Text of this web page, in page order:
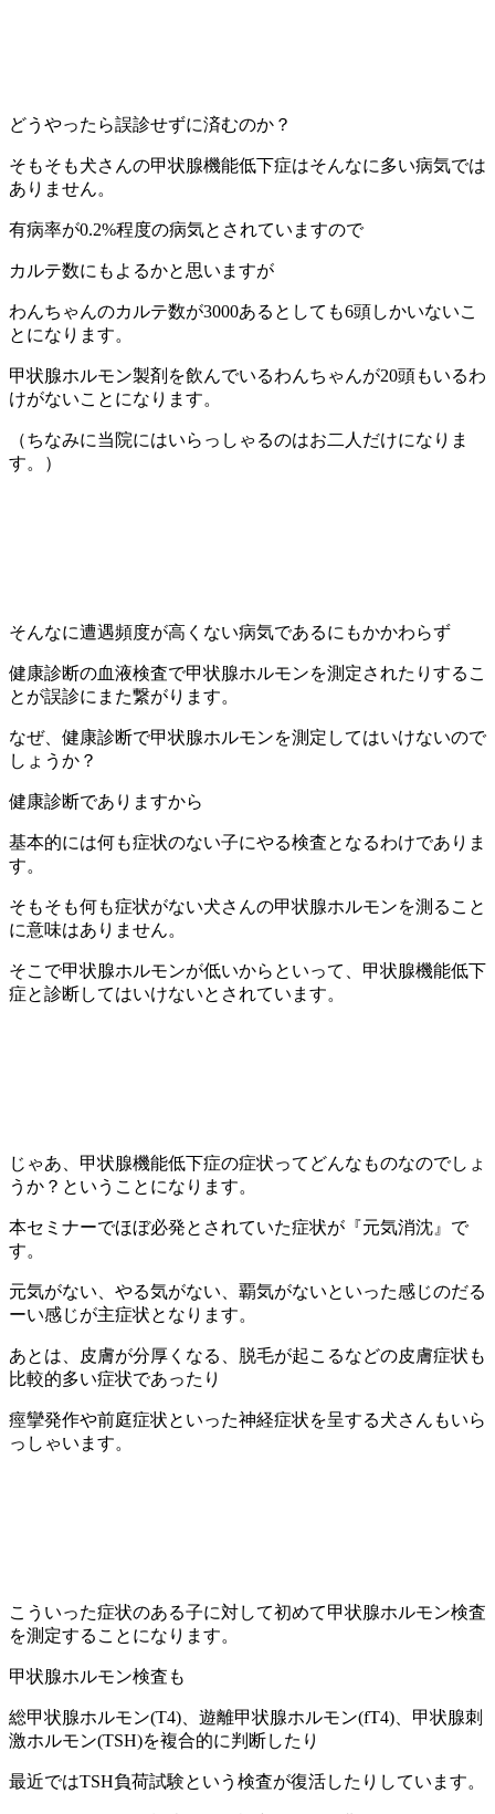
どうやったら誤診せずに済むのか？
そもそも犬さんの甲状腺機能低下症はそんなに多い病気では
ありません。
有病率が0.2%程度の病気とされていますので
カルテ数にもよるかと思いますが
わんちゃんのカルテ数が3000あるとしても6頭しかいないこ
とになります。
甲状腺ホルモン製剤を飲んでいるわんちゃんが20頭もいるわ
けがないことになります。
（ちなみに当院にはいらっしゃるのはお二人だけになりま
す。）
そんなに遭遇頻度が高くない病気であるにもかかわらず
健康診断の血液検査で甲状腺ホルモンを測定されたりするこ
とが誤診にまた繋がります。
なぜ、健康診断で甲状腺ホルモンを測定してはいけないので
しょうか？
健康診断でありますから
基本的には何も症状のない子にやる検査となるわけでありま
す。
そもそも何も症状がない犬さんの甲状腺ホルモンを測ること
に意味はありません。
そこで甲状腺ホルモンが低いからといって、甲状腺機能低下
症と診断してはいけないとされています。
じゃあ、甲状腺機能低下症の症状ってどんなものなのでしょ
うか？ということになります。
本セミナーでほぼ必発とされていた症状が『元気消沈』で
す。
元気がない、やる気がない、覇気がないといった感じのだる
ーい感じが主症状となります。
あとは、皮膚が分厚くなる、脱毛が起こるなどの皮膚症状も
比較的多い症状であったり
痙攣発作や前庭症状といった神経症状を呈する犬さんもいら
っしゃいます。
こういった症状のある子に対して初めて甲状腺ホルモン検査
を測定することになります。
甲状腺ホルモン検査も
総甲状腺ホルモン(T4)、遊離甲状腺ホルモン(fT4)、甲状腺刺
激ホルモン(TSH)を複合的に判断したり
最近ではTSH負荷試験という検査が復活したりしています。